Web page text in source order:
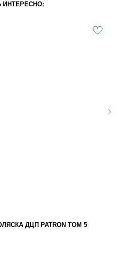
ДЦП PATRON TOM 5